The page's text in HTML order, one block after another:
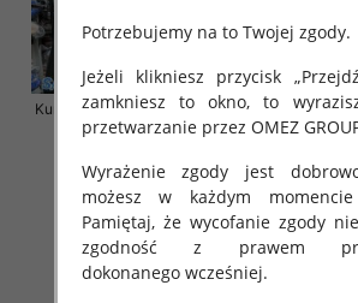
Kurtki damskie cienki Roz S-XL, 1
Kolor Paczka 3 szt
140.00 zł
szczegóły
Kurtki
Potrzebujemy na to Twojej zgody.
Jeżeli klikniesz przycisk
zamkniesz to okno, to
przetwarzanie przez OMEZ
Wyrażenie zgody jest
możesz w każdym
Pamiętaj, że wycofanie zgody
zgodność z prawem
dokonanego wcześniej.